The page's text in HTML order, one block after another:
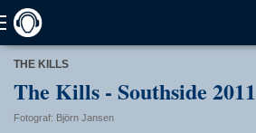
THE KILLS
The Kills - Southside 2011
Fotograf: Björn Jansen